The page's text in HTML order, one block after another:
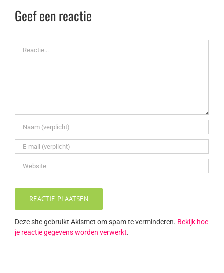
Geef een reactie
Deze site gebruikt Akismet om spam te verminderen. Bekijk hoe
je reactie gegevens worden verwerkt.